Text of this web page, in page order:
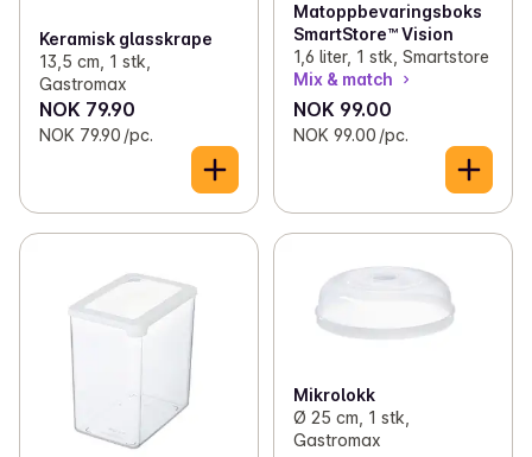
Keramisk glasskrape
13,5 cm, 1 stk,
Gastromax
NOK 79.90
NOK 79.90 /pc.
Matoppbevaringsboks
SmartStore™ Vision
1,6 liter, 1 stk, Smartstore
Mix & match
NOK 99.00
NOK 99.00 /pc.
Mikrolokk
Ø 25 cm, 1 stk,
Gastromax